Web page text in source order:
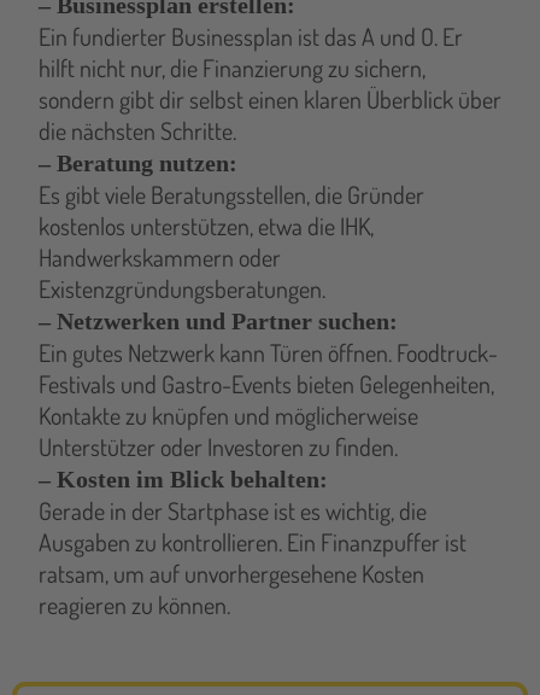
Ein fundierter Businessplan ist das A und O. Er
hilft nicht nur, die Finanzierung zu sichern,
sondern gibt dir selbst einen klaren Überblick über
die nächsten Schritte.
– Beratung nutzen:
Es gibt viele Beratungsstellen, die Gründer
kostenlos unterstützen, etwa die IHK,
Handwerkskammern oder
Existenzgründungsberatungen.
– Netzwerken und Partner suchen:
Ein gutes Netzwerk kann Türen öffnen. Foodtruck-
Festivals und Gastro-Events bieten Gelegenheiten,
Kontakte zu knüpfen und möglicherweise
Unterstützer oder Investoren zu finden.
– Kosten im Blick behalten:
Gerade in der Startphase ist es wichtig, die
Ausgaben zu kontrollieren. Ein Finanzpuffer ist
ratsam, um auf unvorhergesehene Kosten
reagieren zu können.